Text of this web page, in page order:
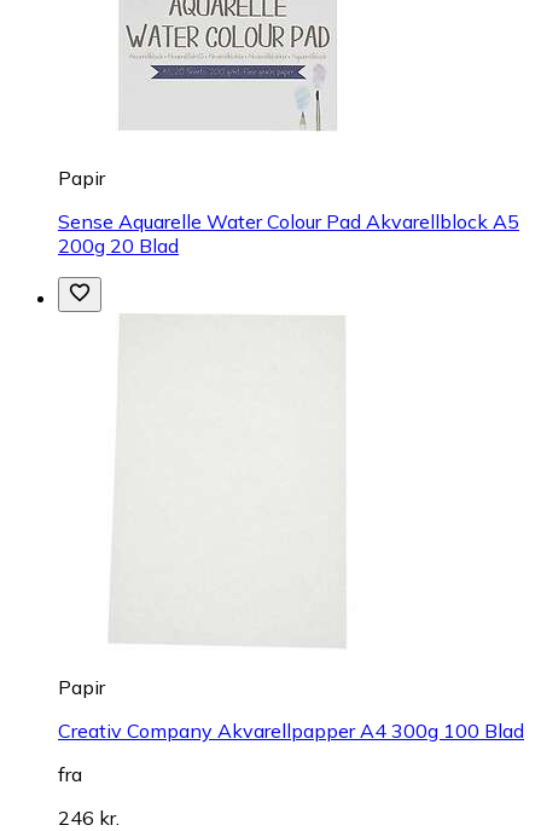
Papir
Sense Aquarelle Water Colour Pad Akvarellblock A5
200g 20 Blad
Papir
Creativ Company Akvarellpapper A4 300g 100 Blad
fra
246 kr.